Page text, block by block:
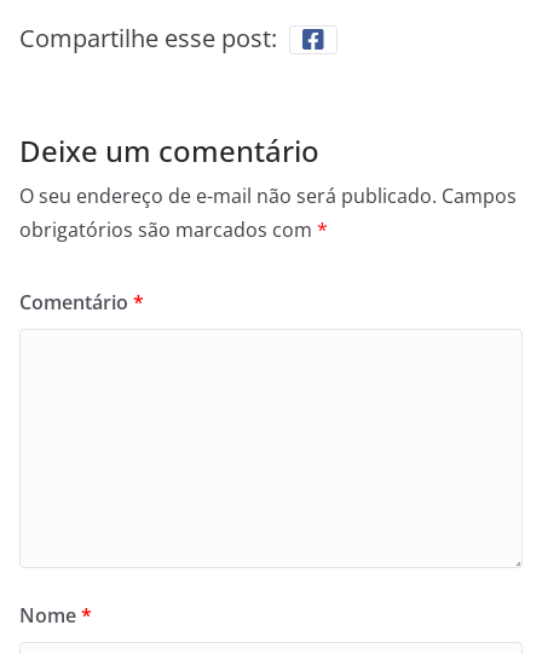
Compartilhe esse post:
Deixe um comentário
O seu endereço de e-mail não será publicado. Campos
obrigatórios são marcados com *
Comentário *
Nome*